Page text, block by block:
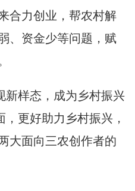
合力创业，帮农村解
、资金少等问题，赋
新样态，成为乡村振兴
，更好助力乡村振兴，
大面向三农创作者的